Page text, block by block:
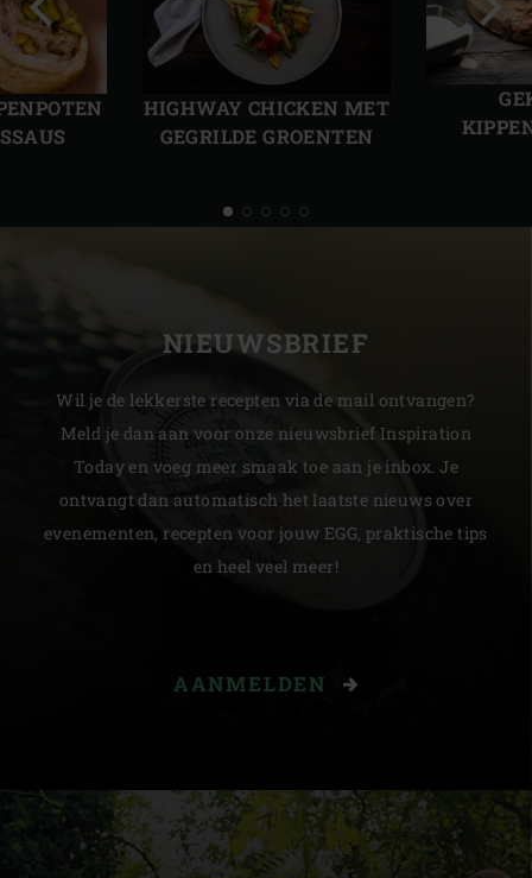
HIGHWAY CHICKEN MET
GEGRILDE GROENTEN
Vorige
slide
slide
NIEUWSBRIEF
Wil je de lekkerste recepten via de mail ontvangen?
Meld je dan aan voor onze nieuwsbrief Inspiration
Today en voeg meer smaak toe aan je inbox. Je
ontvangt dan automatisch het laatste nieuws over
evenementen, recepten voor jouw EGG, praktische tips
en heel veel meer!
AANMELDEN